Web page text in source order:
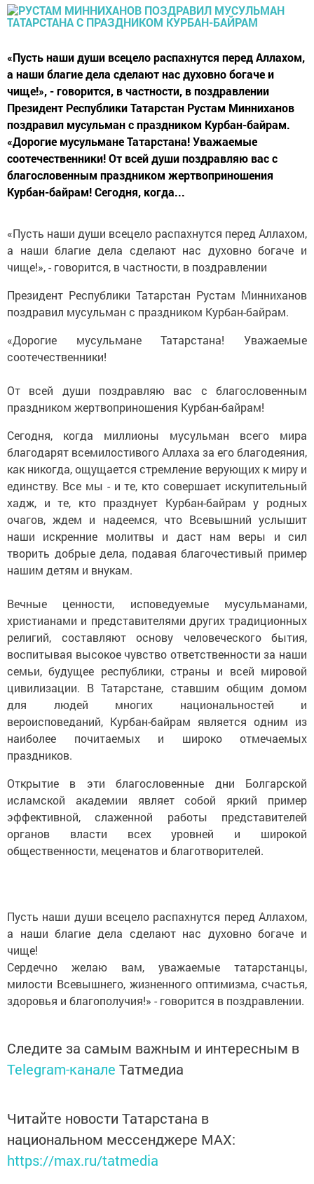
«Пусть наши души всецело распахнутся перед Аллахом,
а наши благие дела сделают нас духовно богаче и
чище!», - говорится, в частности, в поздравлении
Президент Республики Татарстан Рустам Минниханов
поздравил мусульман с праздником Курбан-байрам.
«Дорогие мусульмане Татарстана! Уважаемые
соотечественники! От всей души поздравляю вас с
благословенным праздником жертвоприношения
Курбан-байрам! Сегодня, когда...
«Пусть наши души всецело распахнутся перед Аллахом,
а наши благие дела сделают нас духовно богаче и
чище!», - говорится, в частности, в поздравлении
Президент Республики Татарстан Рустам Минниханов
поздравил мусульман с праздником Курбан-байрам.
«Дорогие мусульмане Татарстана! Уважаемые
соотечественники!
От всей души поздравляю вас с благословенным
праздником жертвоприношения Курбан-байрам!
Сегодня, когда миллионы мусульман всего мира
благодарят всемилостивого Аллаха за его благодеяния,
как никогда, ощущается стремление верующих к миру и
единству. Все мы - и те, кто совершает искупительный
хадж, и те, кто празднует Курбан-байрам у родных
очагов, ждем и надеемся, что Всевышний услышит
наши искренние молитвы и даст нам веры и сил
творить добрые дела, подавая благочестивый пример
нашим детям и внукам.
Вечные ценности, исповедуемые мусульманами,
христианами и представителями других традиционных
религий, составляют основу человеческого бытия,
воспитывая высокое чувство ответственности за наши
семьи, будущее республики, страны и всей мировой
цивилизации. В Татарстане, ставшим общим домом
для людей многих национальностей и
вероисповеданий, Курбан-байрам является одним из
наиболее почитаемых и широко отмечаемых
праздников.
Открытие в эти благословенные дни Болгарской
исламской академии являет собой яркий пример
эффективной, слаженной работы представителей
органов власти всех уровней и широкой
общественности, меценатов и благотворителей.
Пусть наши души всецело распахнутся перед Аллахом,
а наши благие дела сделают нас духовно богаче и
чище!
Сердечно желаю вам, уважаемые татарстанцы,
милости Всевышнего, жизненного оптимизма, счастья,
здоровья и благополучия!» - говорится в поздравлении.
Следите за самым важным и интересным в
Telegram-канале Татмедиа
Читайте новости Татарстана в
национальном мессенджере MАХ:
https://max.ru/tatmedia